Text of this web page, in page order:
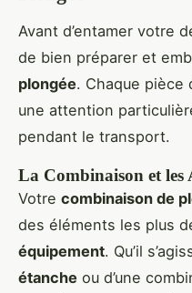
Avant d’entamer votre
de bien préparer et
plongée. Chaque pièce
une attention
pendant le transport.
La Combinaison et les
Votre combinaison de
des éléments les plus
équipement. Qu’il
étanche ou d’une